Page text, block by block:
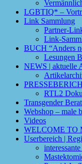
LGBTIQ* –
Link Sammlung
Partner-
Link-
BUCH “Anders
Lesungen
NEWS | aktuelle
RTL2
Transgender
Webshop – male
Videos
WELCOME TO
Userbereich |